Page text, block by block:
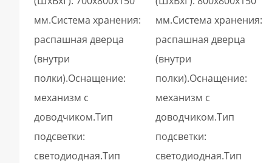
мм.Система хранения:
распашная дверца
(внутри
полки).Оснащение:
механизм с
доводчиком.Тип
подсветки:
светодиодная.Тип
мм.Система хранения:
распашная дверца
(внутри
полки).Оснащение:
механизм с
доводчиком.Тип
подсветки:
светодиодная.Тип